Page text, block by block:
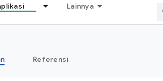
Lainnya
Referensi